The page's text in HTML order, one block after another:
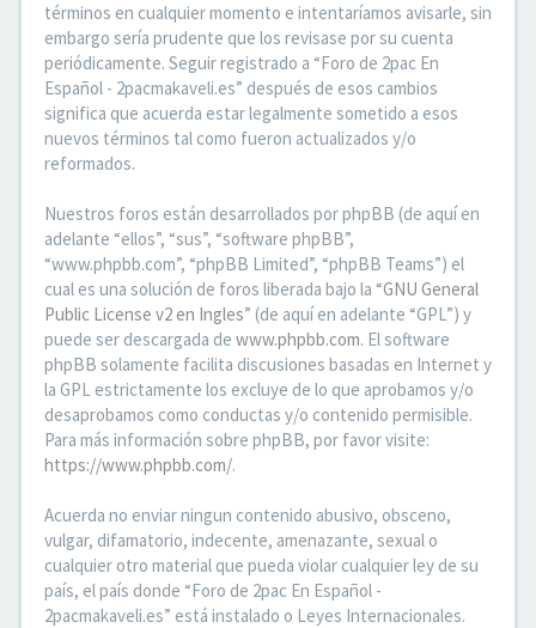
términos en cualquier momento e intentaríamos avisarle, sin
embargo sería prudente que los revisase por su cuenta
periódicamente. Seguir registrado a “Foro de 2pac En
Español - 2pacmakaveli.es” después de esos cambios
significa que acuerda estar legalmente sometido a esos
nuevos términos tal como fueron actualizados y/o
reformados.
Nuestros foros están desarrollados por phpBB (de aquí en
adelante “ellos”, “sus”, “software phpBB”,
“www.phpbb.com”, “phpBB Limited”, “phpBB Teams”) el
cual es una solución de foros liberada bajo la “GNU General
Public License v2 en Ingles” (de aquí en adelante “GPL”) y
puede ser descargada de www.phpbb.com. El software
phpBB solamente facilita discusiones basadas en Internet y
la GPL estrictamente los excluye de lo que aprobamos y/o
desaprobamos como conductas y/o contenido permisible.
Para más información sobre phpBB, por favor visite:
https://www.phpbb.com/.
Acuerda no enviar ningun contenido abusivo, obsceno,
vulgar, difamatorio, indecente, amenazante, sexual o
cualquier otro material que pueda violar cualquier ley de su
país, el país donde “Foro de 2pac En Español -
2pacmakaveli.es” está instalado o Leyes Internacionales.